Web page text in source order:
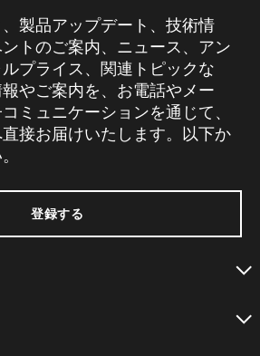
製品アップデート、技術情
トのご案内、ニュース、アン
プライス、関連トピックな
やご案内を、お電話やメー
ミュニケーションを通じて、
接お届けいたします。以下か
登録する